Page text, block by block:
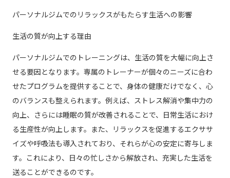
パーソナルジムでのリラックスがもたらす生活への影響
生活の質が向上する理由
パーソナルジムでのトレーニングは、生活の質を大幅に向上さ
せる要因となります。専属のトレーナーが個々のニーズに合わ
せたプログラムを提供することで、身体の健康だけでなく、心
のバランスも整えられます。例えば、ストレス解消や集中力の
向上、さらには睡眠の質が改善されることで、日常生活におけ
る生産性が向上します。また、リラックスを促進するエクササ
イズや呼吸法も導入されており、それらが心の安定に寄与しま
す。これにより、日々の忙しさから解放され、充実した生活を
送ることができるのです。